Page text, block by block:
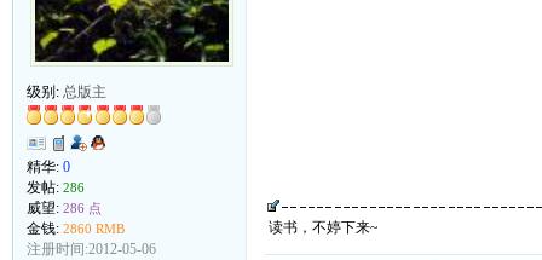
级别: 总版主
精华: 0
发帖: 286
威望: 286 点
金钱: 2860 RMB
注册时间:2012-05-06
读书，不婷下来~